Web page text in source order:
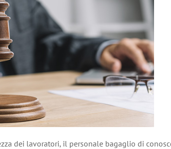
dei lavoratori, il personale bagaglio di